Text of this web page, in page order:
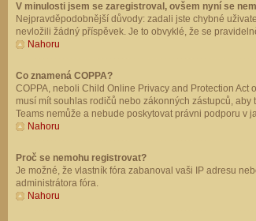
V minulosti jsem se zaregistroval, ovšem nyní se
Nejpravděpodobnější důvody: zadali jste chybné
nevložili žádný příspěvek. Je to obvyklé, že se
Nahoru
Co znamená COPPA?
COPPA, neboli Child Online Privacy and Protection
musí mít souhlas rodičů nebo zákonných zástupců,
Teams nemůže a nebude poskytovat právni podporu v
Nahoru
Proč se nemohu registrovat?
Je možné, že vlastník fóra zabanoval vaši IP adresu
administrátora fóra.
Nahoru